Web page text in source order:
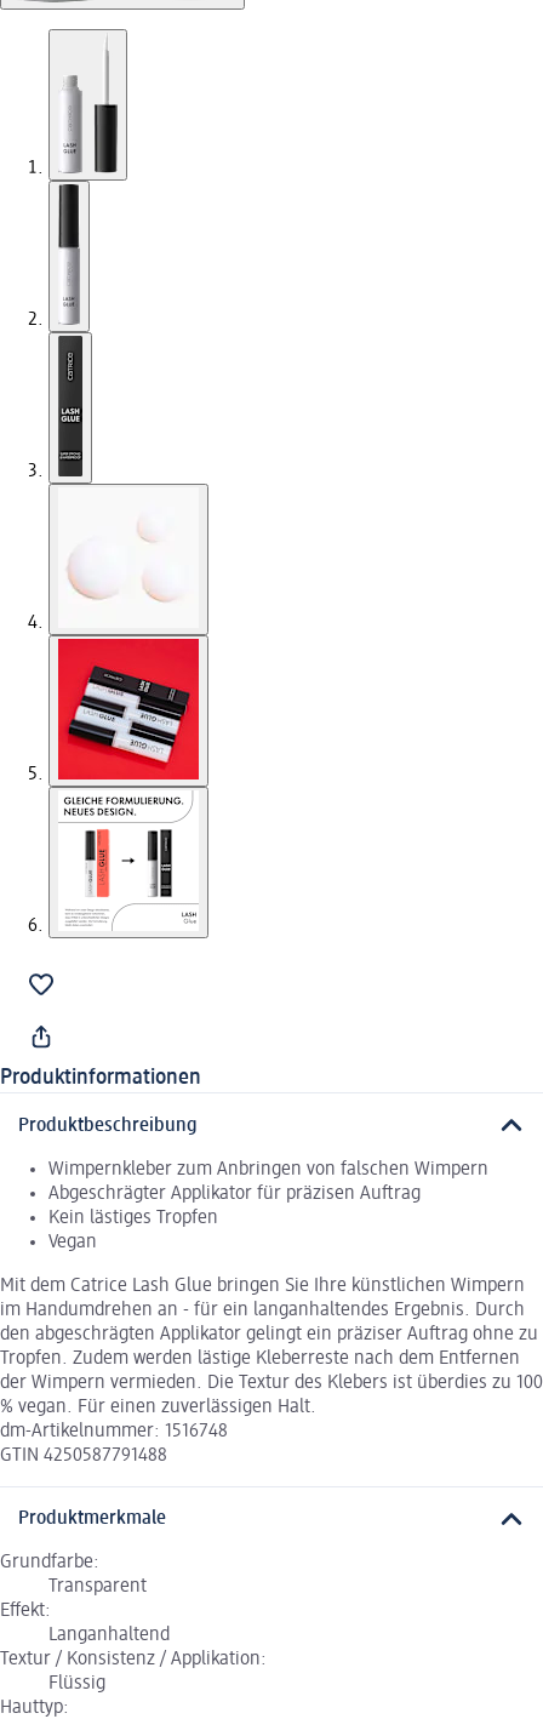
Produktinformationen
Produktbeschreibung
Wimpernkleber zum Anbringen von falschen Wimpern
Abgeschrägter Applikator für präzisen Auftrag
Kein lästiges Tropfen
Vegan
Mit dem Catrice Lash Glue bringen Sie Ihre künstlichen Wimpern
im Handumdrehen an - für ein langanhaltendes Ergebnis. Durch
den abgeschrägten Applikator gelingt ein präziser Auftrag ohne zu
Tropfen. Zudem werden lästige Kleberreste nach dem Entfernen
der Wimpern vermieden. Die Textur des Klebers ist überdies zu 100
% vegan. Für einen zuverlässigen Halt.
dm-Artikelnummer: 1516748
GTIN 4250587791488
Produktmerkmale
Grundfarbe:
Transparent
Effekt:
Langanhaltend
Textur / Konsistenz / Applikation:
Flüssig
Hauttyp: